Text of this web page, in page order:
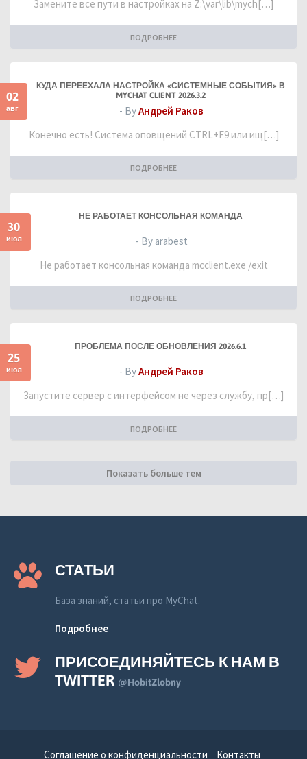
Замените все пути в настройках на Z:\var\lib\mych[…]
ПОДРОБНЕЕ
02
авг
КУДА ПЕРЕЕХАЛА НАСТРОЙКА «СИСТЕМНЫЕ СОБЫТИЯ» В
MYCHAT CLIENT 2026.3.2
- ByАндрей Раков
Конечно есть! Система оповщений CTRL+F9 или ищ[…]
ПОДРОБНЕЕ
30
июл
НЕ РАБОТАЕТ КОНСОЛЬНАЯ КОМАНДА
- By arabest
Не работает консольная команда mcclient.exe /exit
ПОДРОБНЕЕ
25
июл
ПРОБЛЕМА ПОСЛЕ ОБНОВЛЕНИЯ 2026.6.1
- ByАндрей Раков
Запустите сервер с интерфейсом не через службу, пр[…]
ПОДРОБНЕЕ
Показать больше тем
СТАТЬИ
База знаний, статьи про MyChat.
Подробнее
ПРИСОЕДИНЯЙТЕСЬ К НАМ В
TWITTER @HobitZlobny
Соглашение о конфиденциальности Контакты